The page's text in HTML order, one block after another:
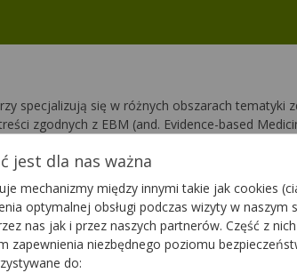
specjalizują się w różnych obszarach
zgodnych z EBM (and. Evidence-based
chęć do poszerzania wiedzy oraz
Autor
109 Artykułów
jest dla nas ważna
mechanizmy między innymi takie jak cookies
optymalnej obsługi podczas wizyty w
nas jak i przez naszych partnerów. Część z
zapewnienia niezbędnego poziomu
do: